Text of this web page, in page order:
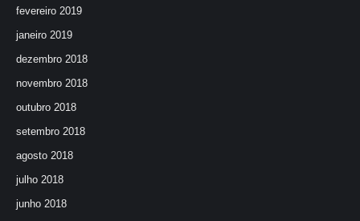
fevereiro 2019
janeiro 2019
dezembro 2018
novembro 2018
outubro 2018
setembro 2018
agosto 2018
julho 2018
junho 2018